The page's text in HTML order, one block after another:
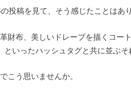
投稿を見て、そう感じたことはあ
財布、美しいドレープを描くコ
といったハッシュタグと共に並ぶそ
こう思いませんか。